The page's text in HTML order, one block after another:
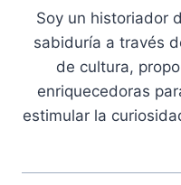
Soy un historiador
sabiduría a través
de cultura,
enriquecedoras
estimular la